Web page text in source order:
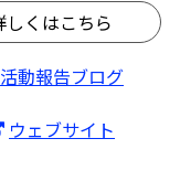
しくはこちら
活動報告ブログ
ウェブサイト